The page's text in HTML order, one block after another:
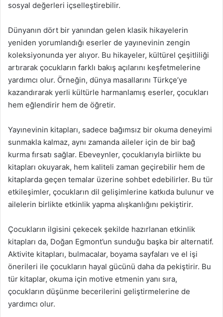
sosyal değerleri içselleştirebilir.
Dünyanın dört bir yanından gelen klasik hikayelerin
yeniden yorumlandığı eserler de yayınevinin zengin
koleksiyonunda yer alıyor. Bu hikayeler, kültürel çeşitliliği
artırarak çocukların farklı bakış açılarını keşfetmelerine
yardımcı olur. Örneğin, dünya masallarını Türkçe’ye
kazandırarak yerli kültürle harmanlamış eserler, çocukları
hem eğlendirir hem de öğretir.
Yayınevinin kitapları, sadece bağımsız bir okuma deneyimi
sunmakla kalmaz, aynı zamanda aileler için de bir bağ
kurma fırsatı sağlar. Ebeveynler, çocuklarıyla birlikte bu
kitapları okuyarak, hem kaliteli zaman geçirebilir hem de
kitaplarda geçen temalar üzerine sohbet edebilirler. Bu tür
etkileşimler, çocukların dil gelişimlerine katkıda bulunur ve
ailelerin birlikte etkinlik yapma alışkanlığını pekiştirir.
Çocukların ilgisini çekecek şekilde hazırlanan etkinlik
kitapları da, Doğan Egmont’un sunduğu başka bir alternatif.
Aktivite kitapları, bulmacalar, boyama sayfaları ve el işi
önerileri ile çocukların hayal gücünü daha da pekiştirir. Bu
tür kitaplar, okuma için motive etmenin yanı sıra,
çocukların düşünme becerilerini geliştirmelerine de
yardımcı olur.